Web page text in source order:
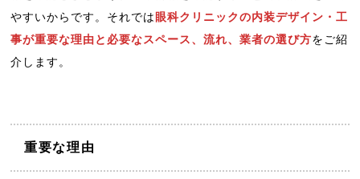
やすいからです。それでは 眼科クリニックの内装デザイン・工
事が重要な理由と必要なスペース、流れ、業者の選び方をご紹
介します。
重要な理由